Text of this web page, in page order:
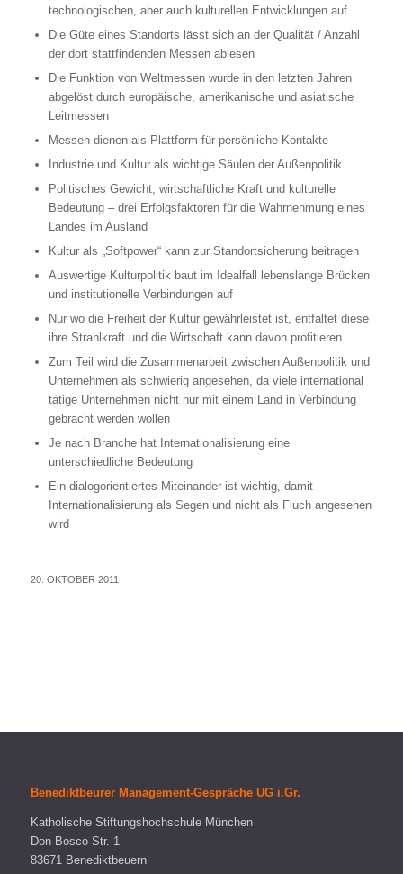
technologischen, aber auch kulturellen Entwicklungen auf
Die Güte eines Standorts lässt sich an der Qualität / Anzahl
der dort stattfindenden Messen ablesen
Die Funktion von Weltmessen wurde in den letzten Jahren
abgelöst durch europäische, amerikanische und asiatische
Leitmessen
Messen dienen als Plattform für persönliche Kontakte
Industrie und Kultur als wichtige Säulen der Außenpolitik
Politisches Gewicht, wirtschaftliche Kraft und kulturelle
Bedeutung – drei Erfolgsfaktoren für die Wahrnehmung eines
Landes im Ausland
Kultur als „Softpower“ kann zur Standortsicherung beitragen
Auswertige Kulturpolitik baut im Idealfall lebenslange Brücken
und institutionelle Verbindungen auf
Nur wo die Freiheit der Kultur gewährleistet ist, entfaltet diese
ihre Strahlkraft und die Wirtschaft kann davon profitieren
Zum Teil wird die Zusammenarbeit zwischen Außenpolitik und
Unternehmen als schwierig angesehen, da viele international
tätige Unternehmen nicht nur mit einem Land in Verbindung
gebracht werden wollen
Je nach Branche hat Internationalisierung eine
unterschiedliche Bedeutung
Ein dialogorientiertes Miteinander ist wichtig, damit
Internationalisierung als Segen und nicht als Fluch angesehen
wird
20. OKTOBER 2011
Benediktbeurer Management-Gespräche UG i.Gr.
Katholische Stiftungshochschule München
Don-Bosco-Str. 1
83671 Benediktbeuern